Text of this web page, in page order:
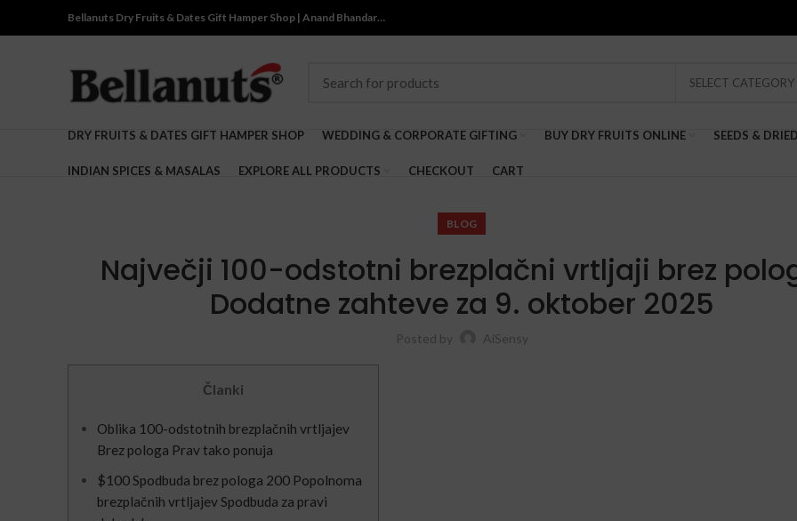
Bellanuts Dry Fruits & Dates Gift Hamper Shop | Anand Bhandar…
SELECT CATEGORY
DRY FRUITS & DATES GIFT HAMPER SHOP WEDDING & CORPORATE GIFTING BUY DRY FRUITS ONLINE SEEDS &
INDIAN SPICES & MASALAS EXPLORE ALL PRODUCTS CHECKOUT CART
BLOG
Največji 100-odstotni brezplačni vrtljaji brez
Dodatne zahteve za 9. oktober 2025
Posted by AiSensy
Članki
Oblika 100-odstotnih brezplačnih vrtljajev
Brez pologa Prav tako ponuja
$100 Spodbuda brez pologa 200 Popolnoma
brezplačnih vrtljajev Spodbuda za pravi